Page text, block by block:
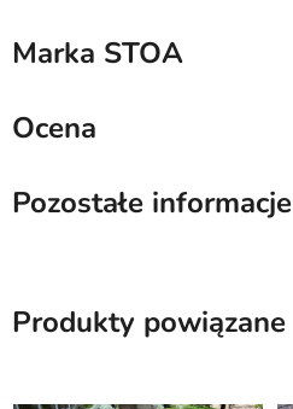
Marka STOA
Ocena
Pozostałe informacje
Produkty powiązane